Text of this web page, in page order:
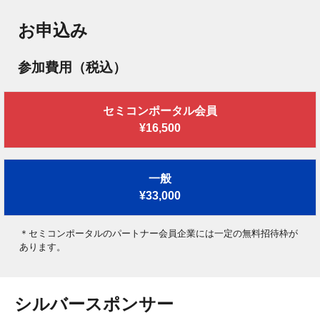
お申込み
参加費用（税込）
セミコンポータル会員
¥16,500
一般
¥33,000
＊セミコンポータルのパートナー会員企業には一定の無料招待枠が
あります。
シルバースポンサー